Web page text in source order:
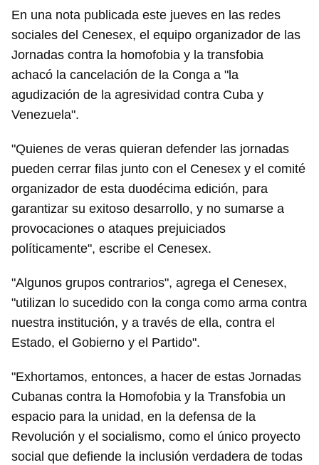
En una nota publicada este jueves en las redes
sociales del Cenesex, el equipo organizador de las
Jornadas contra la homofobia y la transfobia
achacó la cancelación de la Conga a "la
agudización de la agresividad contra Cuba y
Venezuela".
"Quienes de veras quieran defender las jornadas
pueden cerrar filas junto con el Cenesex y el comité
organizador de esta duodécima edición, para
garantizar su exitoso desarrollo, y no sumarse a
provocaciones o ataques prejuiciados
políticamente", escribe el Cenesex.
"Algunos grupos contrarios", agrega el Cenesex,
"utilizan lo sucedido con la conga como arma contra
nuestra institución, y a través de ella, contra el
Estado, el Gobierno y el Partido".
"Exhortamos, entonces, a hacer de estas Jornadas
Cubanas contra la Homofobia y la Transfobia un
espacio para la unidad, en la defensa de la
Revolución y el socialismo, como el único proyecto
social que defiende la inclusión verdadera de todas